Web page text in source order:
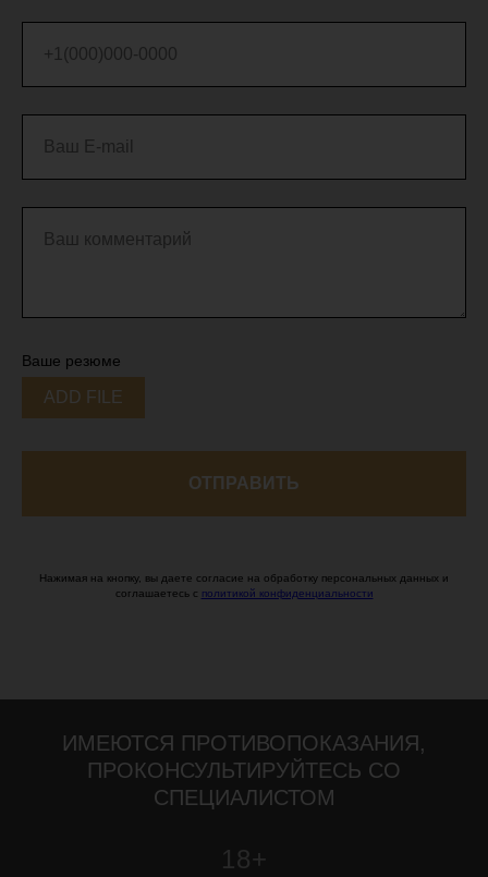
+1(000)000-0000
Ваш E-mail
Ваш комментарий
Ваше резюме
ADD FILE
ОТПРАВИТЬ
Нажимая на кнопку, вы даете согласие на обработку персональных данных и
соглашаетесь c политикой конфиденциальности
ИМЕЮТСЯ ПРОТИВОПОКАЗАНИЯ,
ПРОКОНСУЛЬТИРУЙТЕСЬ СО
СПЕЦИАЛИСТОМ
18+